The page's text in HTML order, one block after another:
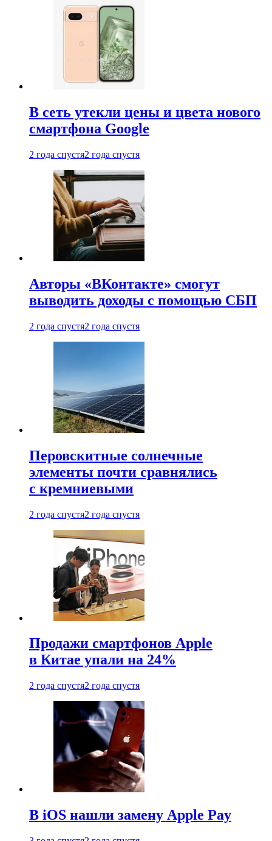
В сеть утекли цены и цвета нового
смартфона Google
2 года спустя2 года спустя
Авторы «ВКонтакте» смогут
выводить доходы с помощью СБП
2 года спустя2 года спустя
Перовскитные солнечные
элементы почти сравнялись
с кремниевыми
2 года спустя2 года спустя
Продажи смартфонов Apple
в Китае упали на 24%
2 года спустя2 года спустя
В iOS нашли замену Apple Pay